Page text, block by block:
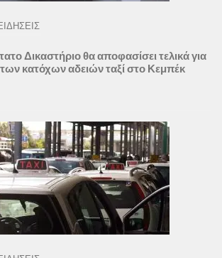
Δικαστήριο θα αποφασίσει τελικά για
κατόχων αδειών ταξί στο Κεμπέκ